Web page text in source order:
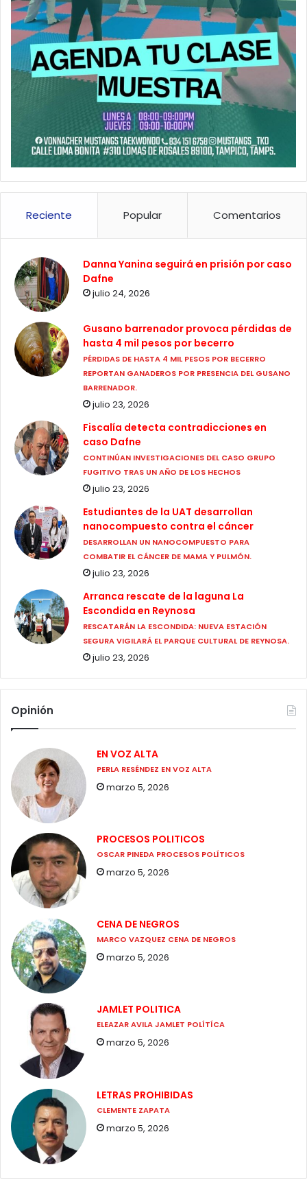
Reciente Popular Comentarios
Danna Yanina seguirá en prisión por caso
Dafne
julio 24, 2026
Gusano barrenador provoca pérdidas de
hasta 4 mil pesos por becerro
PÉRDIDAS DE HASTA 4 MIL PESOS POR BECERRO
REPORTAN GANADEROS POR PRESENCIA DEL GUSANO
BARRENADOR.
julio 23, 2026
Fiscalía detecta contradicciones en
caso Dafne
CONTINÚAN INVESTIGACIONES DEL CASO GRUPO
FUGITIVO TRAS UN AÑO DE LOS HECHOS
julio 23, 2026
Estudiantes de la UAT desarrollan
nanocompuesto contra el cáncer
DESARROLLAN UN NANOCOMPUESTO PARA
COMBATIR EL CÁNCER DE MAMA Y PULMÓN.
julio 23, 2026
Arranca rescate de la laguna La
Escondida en Reynosa
RESCATARÁN LA ESCONDIDA: NUEVA ESTACIÓN
SEGURA VIGILARÁ EL PARQUE CULTURAL DE REYNOSA.
julio 23, 2026
Opinión
EN VOZ ALTA
PERLA RESÉNDEZ EN VOZ ALTA
marzo 5, 2026
PROCESOS POLITICOS
OSCAR PINEDA PROCESOS POLÍTICOS
marzo 5, 2026
CENA DE NEGROS
MARCO VAZQUEZ CENA DE NEGROS
marzo 5, 2026
JAMLET POLITICA
ELEAZAR AVILA JAMLET POLÍTÍCA
marzo 5, 2026
LETRAS PROHIBIDAS
CLEMENTE ZAPATA
marzo 5, 2026